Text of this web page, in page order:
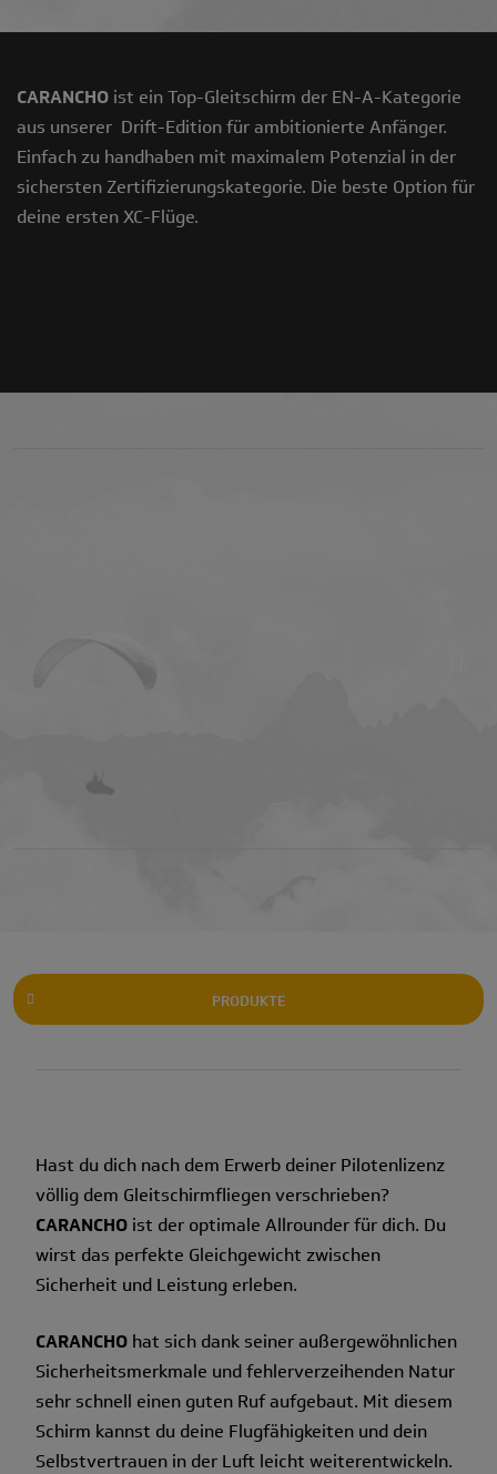
CARANCHO ist ein Top-Gleitschirm der EN-A-Kategorie
aus unserer Drift-Edition für ambitionierte Anfänger.
Einfach zu handhaben mit maximalem Potenzial in der
sichersten Zertifizierungskategorie. Die beste Option für
deine ersten XC-Flüge.
PRODUKTE
Hast du dich nach dem Erwerb deiner Pilotenlizenz
völlig dem Gleitschirmfliegen verschrieben?
CARANCHO ist der optimale Allrounder für dich. Du
wirst das perfekte Gleichgewicht zwischen
Sicherheit und Leistung erleben.
CARANCHO hat sich dank seiner außergewöhnlichen
Sicherheitsmerkmale und fehlerverzeihenden Natur
sehr schnell einen guten Ruf aufgebaut. Mit diesem
Schirm kannst du deine Flugfähigkeiten und dein
Selbstvertrauen in der Luft leicht weiterentwickeln.